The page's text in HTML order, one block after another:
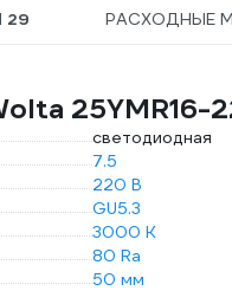
29 РАСХОДНЫЕ
25YMR16-
светодиодная
7.5
220 В
GU5.3
3000 К
80 Ra
50 мм